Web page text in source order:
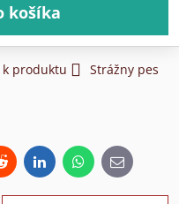
košíka
k produktu
Strážny pes
RedditLinkedInWhatsApp
E-
mail